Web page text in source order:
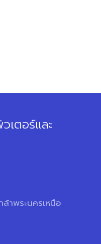
เตอร์และ
าพระนครเหนือ